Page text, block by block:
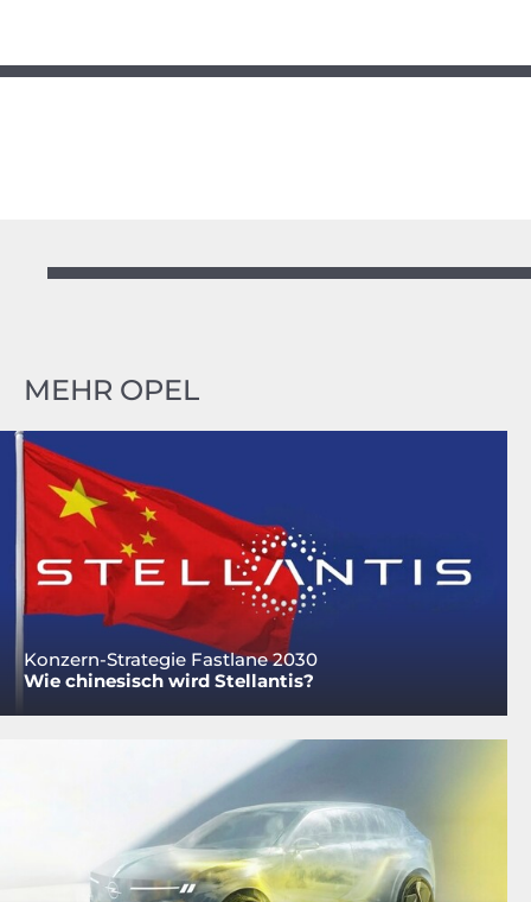
MEHR OPEL
Konzern-Strategie Fastlane 2030
Wie chinesisch wird Stellantis?